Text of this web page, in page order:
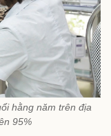
hằng năm trên địa
95%